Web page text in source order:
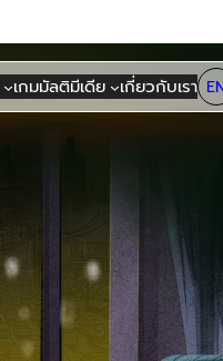
เกมมัลติมีเดีย เกี่ยวกับเรา